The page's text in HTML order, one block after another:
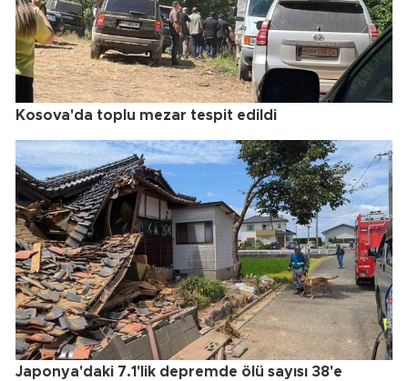
Kosova'da toplu mezar tespit edildi
Japonya'daki 7.1'lik depremde ölü sayısı 38'e